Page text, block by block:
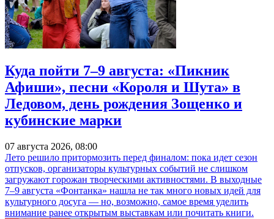
Куда пойти 7–9 августа: «Пикник
Афиши», песни «Короля и Шута» в
Ледовом, день рождения Зощенко и
кубинские марки
07 августа 2026, 08:00
Лето решило притормозить перед финалом: пока идет сезон
отпусков, организаторы культурных событий не слишком
загружают горожан творческими активностями. В выходные
7–9 августа «Фонтанка» нашла не так много новых идей для
культурного досуга — но, возможно, самое время уделить
внимание ранее открытым выставкам или почитать книги.